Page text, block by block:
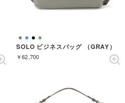
SOLO ビジネスバッグ （GRAY）
￥62,700